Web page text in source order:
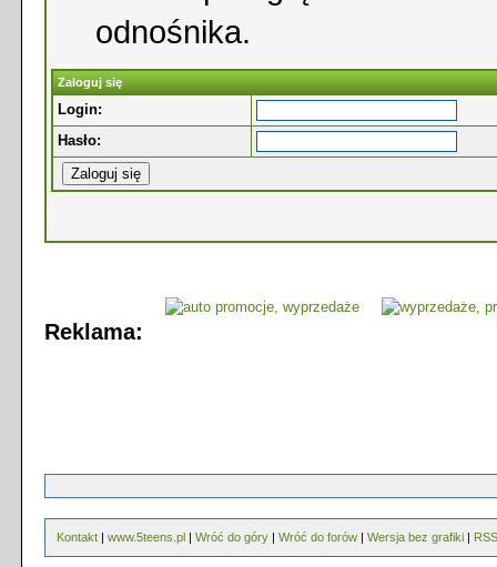
odnośnika.
Zaloguj się
Login:
Hasło:
Reklama:
Kontakt | www.5teens.pl | Wróć do góry | Wróć do forów | Wersja bez grafiki | RSS